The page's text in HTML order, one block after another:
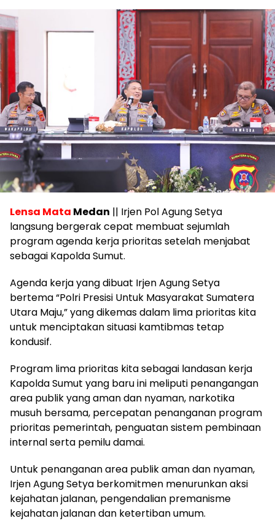
Lensa Mata Medan || Irjen Pol Agung Setya
langsung bergerak cepat membuat sejumlah
program agenda kerja prioritas setelah menjabat
sebagai Kapolda Sumut.
Agenda kerja yang dibuat Irjen Agung Setya
bertema “Polri Presisi Untuk Masyarakat Sumatera
Utara Maju,” yang dikemas dalam lima prioritas kita
untuk menciptakan situasi kamtibmas tetap
kondusif.
Program lima prioritas kita sebagai landasan kerja
Kapolda Sumut yang baru ini meliputi penangangan
area publik yang aman dan nyaman, narkotika
musuh bersama, percepatan penanganan program
prioritas pemerintah, penguatan sistem pembinaan
internal serta pemilu damai.
Untuk penanganan area publik aman dan nyaman,
Irjen Agung Setya berkomitmen menurunkan aksi
kejahatan jalanan, pengendalian premanisme
kejahatan jalanan dan ketertiban umum.